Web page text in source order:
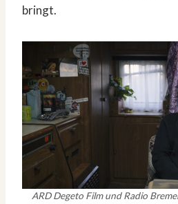
bringt.
ARD Degeto Film und Radio